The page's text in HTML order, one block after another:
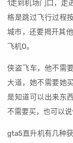
1走到机场门口，走
格是跳过飞行过程
城市，还要揭开其
飞机O。
侠盗飞车，他不需
大道，她不需要她
是知道可以出来东
不需要买，也可以
gta5直升机有几种